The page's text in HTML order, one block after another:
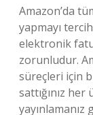
Amazon’da
yapmayı
elektronik
zorunludur.
süreçleri için
sattığınız
yayınlamanız